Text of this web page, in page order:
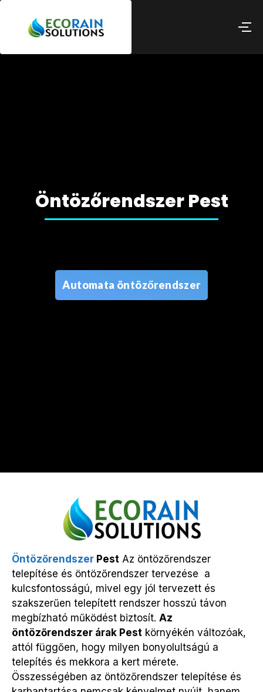
Öntözőrendszer Pest
Automata öntözőrendszer
Öntözőrendszer Pest Az öntözőrendszer
telepítése és öntözőrendszer tervezése a
kulcsfontosságú, mivel egy jól tervezett és
szakszerűen telepített rendszer hosszú távon
megbízható működést biztosít. Az
öntözőrendszer árak Pest környékén változóak,
attól függően, hogy milyen bonyolultságú a
telepítés és mekkora a kert mérete.
Összességében az öntözőrendszer telepítése és